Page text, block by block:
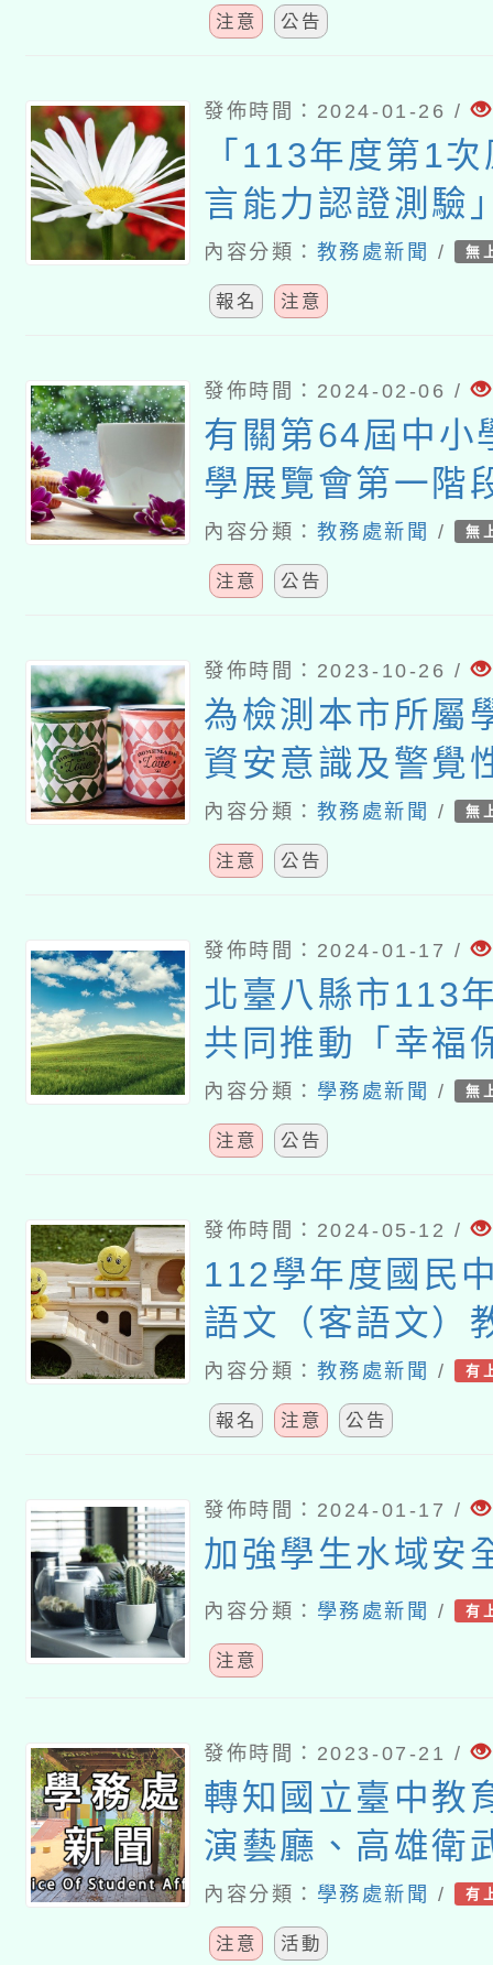
注意 公告
發佈時間：2024-01-26 /
「113年度第1
言能力認證測驗
名事宜詳如說明
內容分類： 教務處新聞 / 無
報名 注意
發佈時間：2024-02-06 /
有關第64屆中小
學展覽會第一階
展)報名作品命
內容分類： 教務處新聞 / 無
注意 公告
發佈時間：2023-10-26 /
為檢測本市所屬
資安意識及警覺
理112年社交工
內容分類： 教務處新聞 / 無
注意 公告
發佈時間：2024-01-17 /
北臺八縣市113
共同推動「幸福
畫」一案
內容分類： 學務處新聞 / 無
注意 公告
發佈時間：2024-05-12 /
112學年度國民
語文（客語文）
作人員認證計畫
內容分類： 教務處新聞 / 有
報名 注意 公告
發佈時間：2024-01-17 /
加強學生水域安
內容分類： 學務處新聞 / 有
注意
發佈時間：2023-07-21 /
轉知國立臺中教
演藝廳、高雄衛
樂廳及臺北市政
舉辦《狼與彼得
內容分類： 學務處新聞 / 有
注意 活動